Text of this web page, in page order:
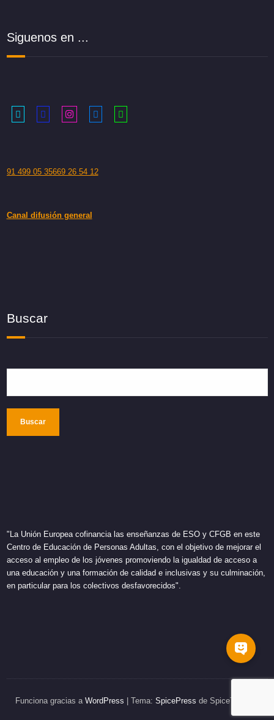
Siguenos en ...
91 499 05 35669 26 54 12
Canal difusión general
Buscar
Buscar
"La Unión Europea cofinancia las enseñanzas de ESO y CFGB en este
Centro de Educación de Personas Adultas, con el objetivo de mejorar el
acceso al empleo de los jóvenes promoviendo la igualdad de acceso a
una educación y una formación de calidad e inclusivas y su culminación,
en particular para los colectivos desfavorecidos".
Funciona gracias a WordPress | Tema: SpicePress de SpiceThemes